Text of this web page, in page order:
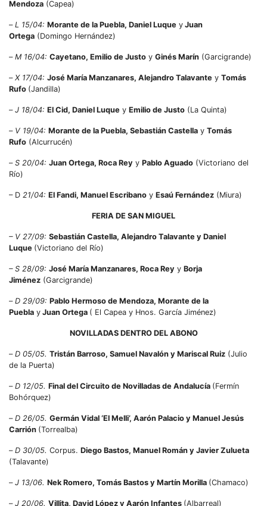
Mendoza (Capea)
– L 15/04: Morante de la Puebla, Daniel Luque y Juan
Ortega (Domingo Hernández)
– M 16/04: Cayetano, Emilio de Justo y Ginés Marín (Garcigrande)
– X 17/04: José María Manzanares, Alejandro Talavante y Tomás
Rufo (Jandilla)
– J 18/04: El Cid, Daniel Luque y Emilio de Justo (La Quinta)
– V 19/04: Morante de la Puebla, Sebastián Castella y Tomás
Rufo (Alcurrucén)
– S 20/04: Juan Ortega, Roca Rey y Pablo Aguado (Victoriano del
Río)
– D 21/04: El Fandi, Manuel Escribano y Esaú Fernández (Miura)
FERIA DE SAN MIGUEL
– V 27/09: Sebastián Castella, Alejandro Talavante y Daniel
Luque (Victoriano del Río)
– S 28/09: José María Manzanares, Roca Rey y Borja
Jiménez (Garcigrande)
– D 29/09: Pablo Hermoso de Mendoza, Morante de la
Puebla y Juan Ortega ( El Capea y Hnos. García Jiménez)
NOVILLADAS DENTRO DEL ABONO
– D 05/05. Tristán Barroso, Samuel Navalón y Mariscal Ruiz (Julio
de la Puerta)
– D 12/05. Final del Circuito de Novilladas de Andalucía (Fermín
Bohórquez)
– D 26/05. Germán Vidal ‘El Melli’, Aarón Palacio y Manuel Jesús
Carrión (Torrealba)
– D 30/05. Corpus. Diego Bastos, Manuel Román y Javier Zulueta
(Talavante)
– J 13/06. Nek Romero, Tomás Bastos y Martín Morilla (Chamaco)
– J 20/06. Villita, David López y Aarón Infantes (Albarreal)